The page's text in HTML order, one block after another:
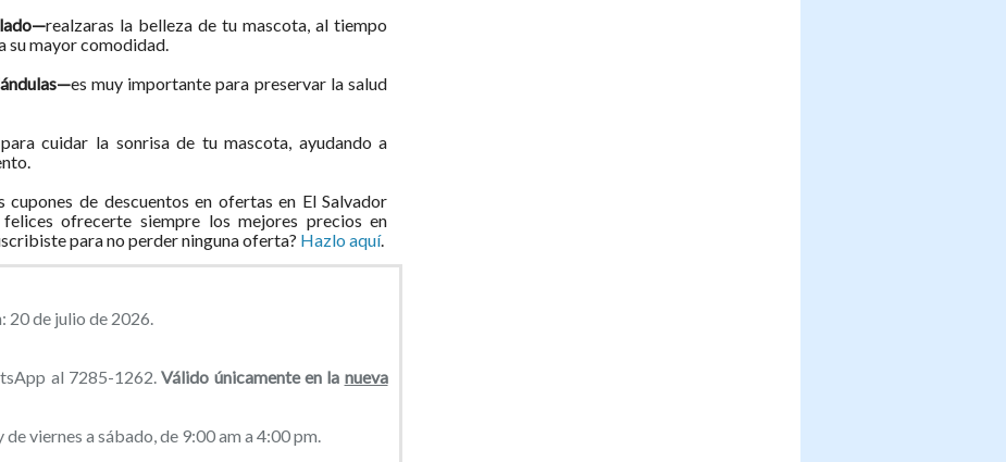
realzaras la belleza de tu mascota, al tiempo
su mayor comodidad.
es muy importante para preservar la salud
cuidar la sonrisa de tu mascota, ayudando a
cupones de descuentos en ofertas en El Salvador
ofrecerte siempre los mejores precios en
para no perder ninguna oferta? Hazlo aquí.
20 de julio de 2026.
al 7285-1262.Válido únicamente en la nueva
de viernes a sábado, de 9:00 am a 4:00 pm.